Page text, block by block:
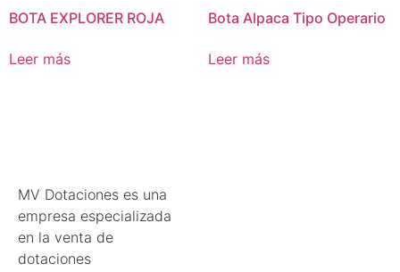
BOTA EXPLORER ROJA
Leer más
Bota Alpaca Tipo Operario
Leer más
MV Dotaciones es una
empresa especializada
en la venta de
dotaciones